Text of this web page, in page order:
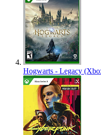
Hogwarts - Legacy